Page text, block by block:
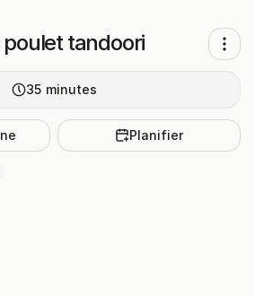
tandoori
35 minutes
Planifier